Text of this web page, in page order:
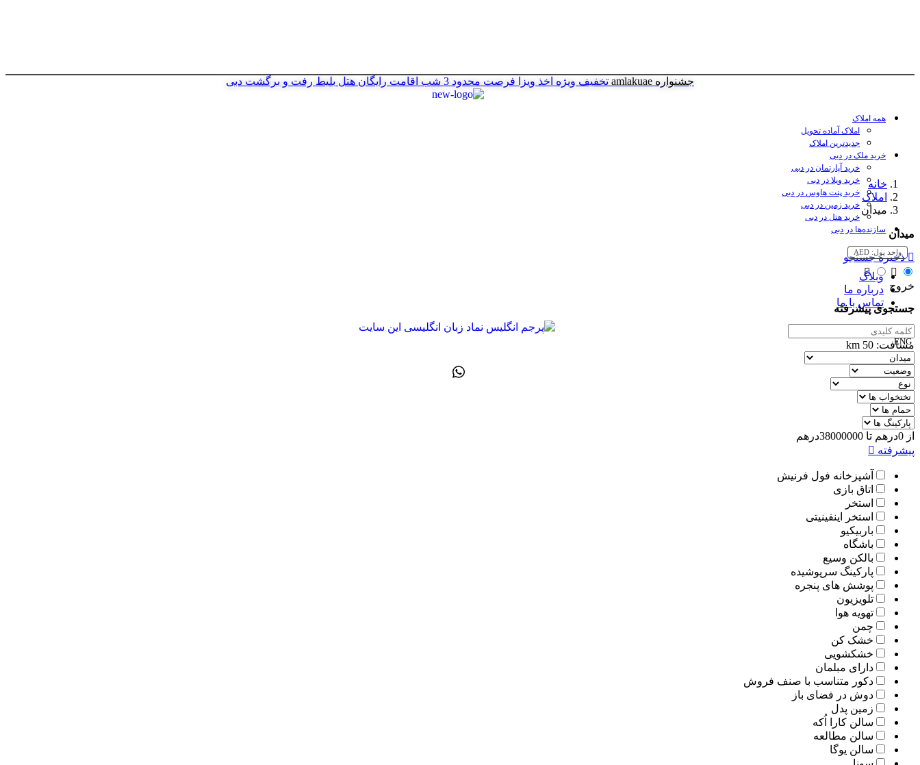
جشنواره amlakuae تخفیف ویژه اخذ ویزا فرصت محدود 3 شب اقامت رایگان هتل بلیط رفت و برگشت دبی
همه املاک
املاک آماده تحویل
جدیدترین املاک
خرید ملک در دبی
خرید آپارتمان در دبی
خرید ویلا در دبی
خرید پنت هاوس در دبی
خرید زمین در دبی
خرید هتل در دبی
سازنده‌ها در دبی
واحد پول: AED
وبلاگ
درباره ما
تماس با ما
ENG
00989305885808
خانه
املاک
میدان
میدان
ذخیره جستجو
خروج
جستجوی پیشرفته
مسافت: 50
از 0درهم تا 38000000درهم
پیشرفته
آشپزخانه فول فرنیش
اتاق بازی
استخر
استخر اینفینیتی
باربیکیو
باشگاه
بالکن وسیع
پارکینگ سرپوشیده
پوشش های پنجره
تلویزیون
تهویه هوا
چمن
خشک کن
خشکشویی
دارای مبلمان
دکور متناسب با صنف فروش
دوش در فضای باز
زمین پدل
سالن کارا اُکه
سالن مطالعه
سالن یوگا